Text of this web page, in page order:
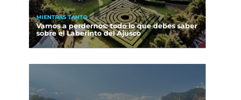
MIENTRAS TANTO
Vamos a perdernos: todo lo que debes saber
sobre el Laberinto del Ajusco